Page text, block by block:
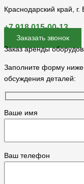
Краснодарский край,
+7 918 015-00-13
Заказать звонок
Заказ аренды
Заполните форму
обсуждения деталей:
Ваше имя
Ваш телефон